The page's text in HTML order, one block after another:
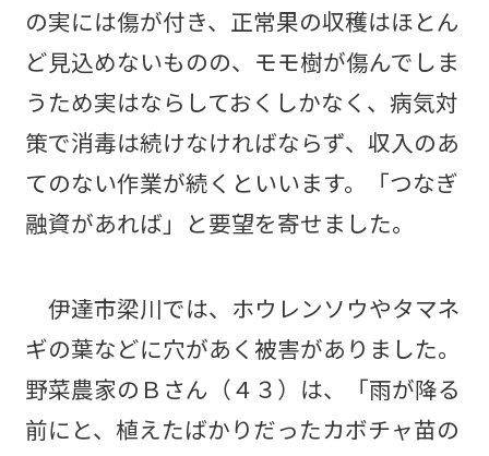
の実には傷が付き、正常果の収穫はほとん
ど見込めないものの、モモ樹が傷んでしま
うため実はならしておくしかなく、病気対
策で消毒は続けなければならず、収入のあ
てのない作業が続くといいます。「つなぎ
融資があれば」と要望を寄せました。
伊達市梁川では、ホウレンソウやタマネ
ギの葉などに穴があく被害がありました。
野菜農家のＢさん（４３）は、「雨が降る
前にと、植えたばかりだったカボチャ苗の